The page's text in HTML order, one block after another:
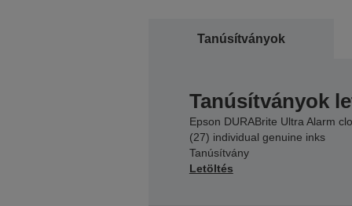
Tanúsítványok
Tanúsítványok
Epson DURABrite Ultra Alarm
(27) individual genuine inks
Tanúsítvány
Letöltés